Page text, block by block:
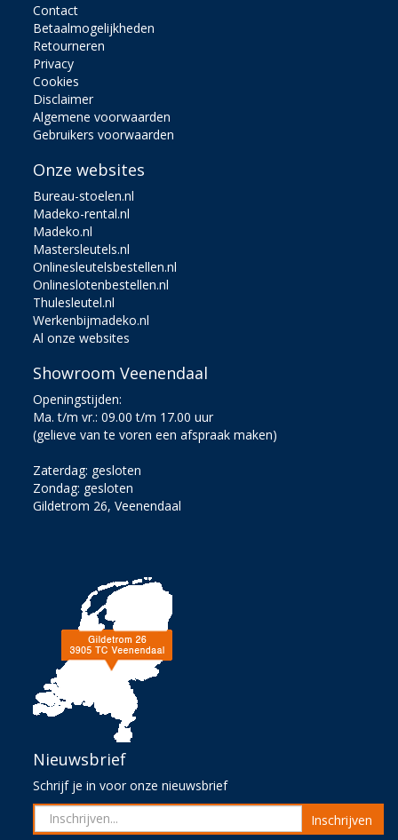
Contact
Betaalmogelijkheden
Retourneren
Privacy
Cookies
Disclaimer
Algemene voorwaarden
Gebruikers voorwaarden
Onze websites
Bureau-stoelen.nl
Madeko-rental.nl
Madeko.nl
Mastersleutels.nl
Onlinesleutelsbestellen.nl
Onlineslotenbestellen.nl
Thulesleutel.nl
Werkenbijmadeko.nl
Al onze websites
Showroom Veenendaal
Openingstijden:
Ma. t/m vr.: 09.00 t/m 17.00 uur
(gelieve van te voren een afspraak maken)
Zaterdag: gesloten
Zondag: gesloten
Gildetrom 26, Veenendaal
Nieuwsbrief
Schrijf je in voor onze nieuwsbrief
Inschrijven